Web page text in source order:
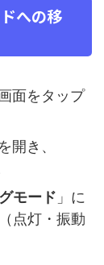
への移
面をタップ
開き、
モード 」に
点灯・振動